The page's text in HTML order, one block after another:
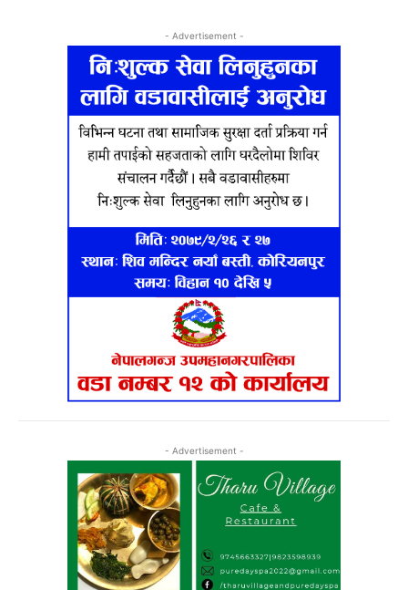
- Advertisement -
- Advertisement -